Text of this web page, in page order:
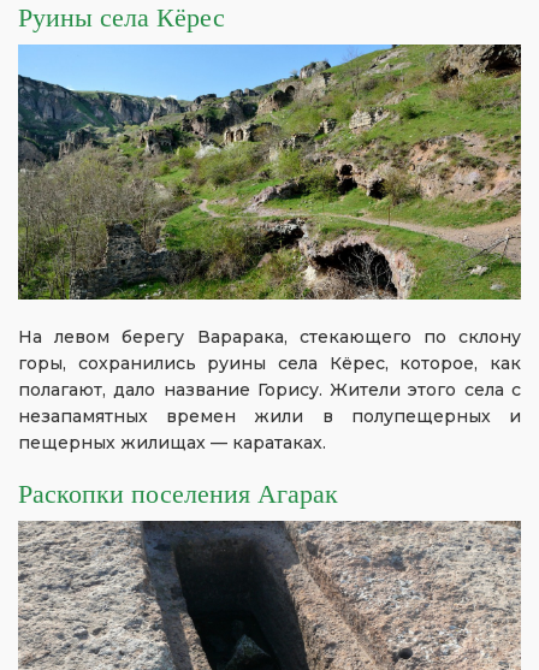
Руины села Кёрес
На левом берегу Варарака, стекающего по склону
горы, сохранились руины села Кёрес, которое, как
полагают, дало название Горису. Жители этого села с
незапамятных времен жили в полупещерных и
пещерных жилищах — каратаках.
Раскопки поселения Агарак